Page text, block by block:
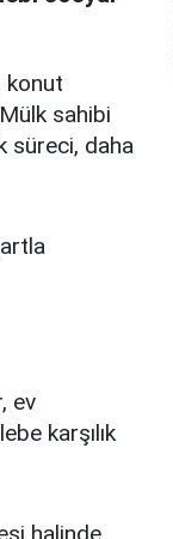
konut
sahibi
süreci, daha
ev
karşılık